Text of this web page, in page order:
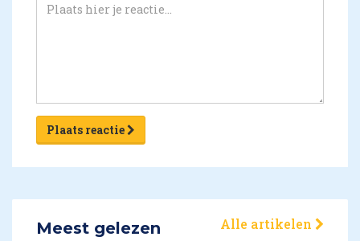
Plaats reactie
Meest gelezen Alle artikelen